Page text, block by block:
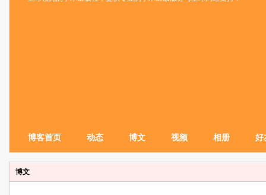
博客首页 动态 博文 视频 相册 好
博文